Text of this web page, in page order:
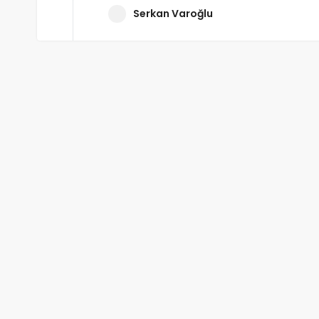
Serkan Varoğlu